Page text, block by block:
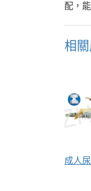
配，
相